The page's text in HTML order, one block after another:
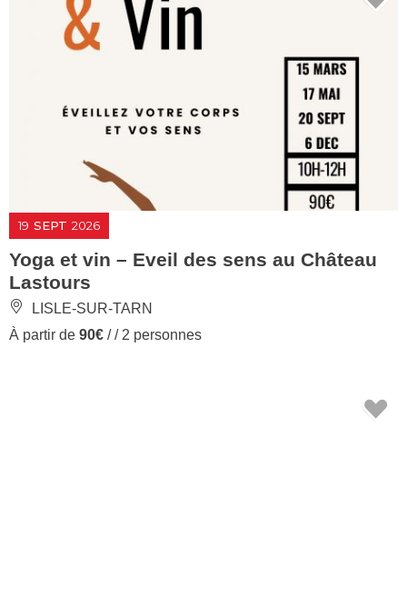
19 SEPT 2026
Yoga et vin – Eveil des sens au Château
Lastours
LISLE-SUR-TARN
À partir de 90€ / / 2 personnes